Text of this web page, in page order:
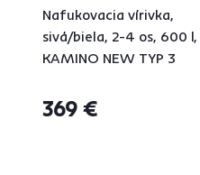
Nafukovacia vírivka,
sivá/biela, 2-4 os, 600 l,
KAMINO NEW TYP 3
369 €